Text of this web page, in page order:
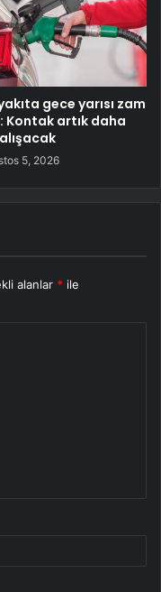
gece yarısı zam
Kontak artık daha
5, 2026
alanlar * ile